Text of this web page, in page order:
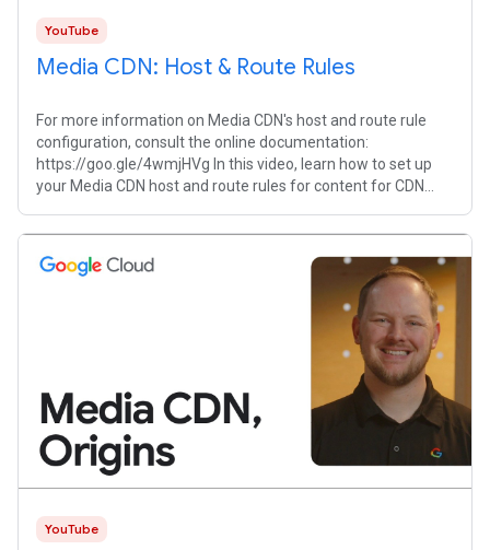
YouTube
Media CDN: Host & Route Rules
For more information on Media CDN's host and route rule
configuration, consult the online documentation:
https://goo.gle/4wmjHVg In this video, learn how to set up
your Media CDN host and route rules for content for CDN
YouTube